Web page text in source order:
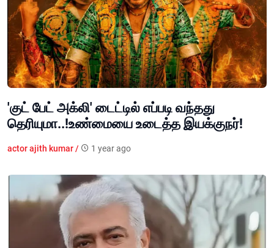
'குட் பேட் அக்லி' டைட்டில் எப்படி வந்தது
தெரியுமா..!உண்மையை உடைத்த இயக்குநர்!
actor ajith kumar / 1 year ago